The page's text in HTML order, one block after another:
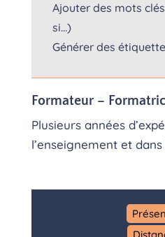
Ajouter des mots
si…)
Générer des
Formateur –
Plusieurs années
l’enseignement et